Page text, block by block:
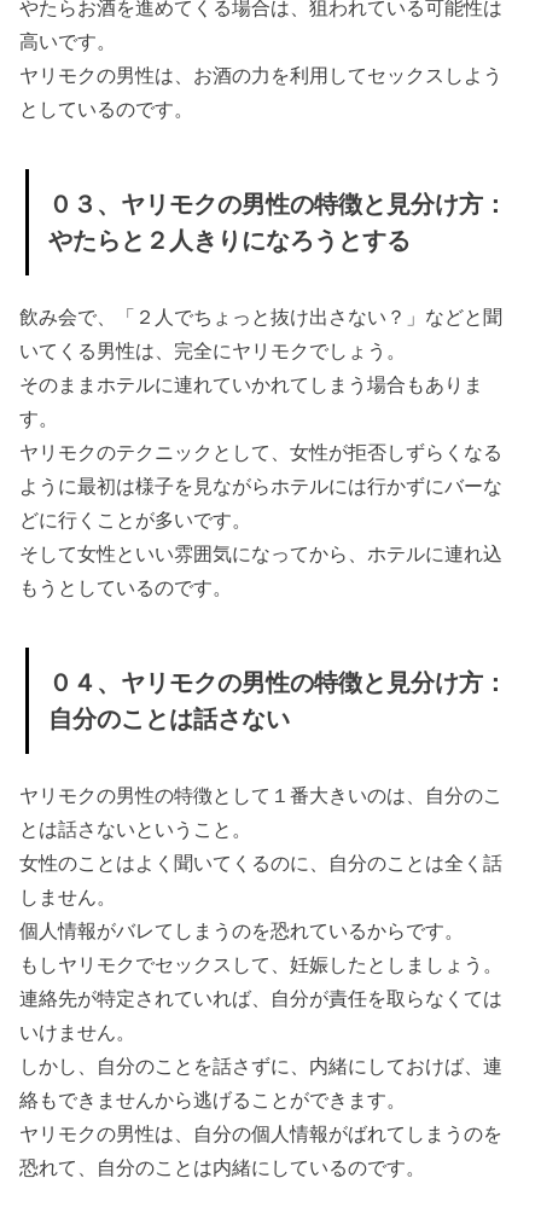
› ◎ヤリモクに
狙われた時の
対処法
クに狙
われた
処法：
はっき
り断る
ヤリモ
クに狙
われた
時の対
処法：
しない
» ０３、
クに狙
われた
時の対
冗談で
「私と
ヤリた
い
の？」
と聞く
› ◎最後に
やたらお酒を進めてくる場合は、狙われている可能性は
高いです。
ヤリモクの男性は、お酒の力を利用してセックスしよう
としているのです。
０３、ヤリモクの男性の特徴と見分け方：
やたらと２人きりになろうとする
飲み会で、「２人でちょっと抜け出さない？」などと聞
いてくる男性は、完全にヤリモクでしょう。
そのままホテルに連れていかれてしまう場合もありま
す。
ヤリモクのテクニックとして、女性が拒否しずらくなる
ように最初は様子を見ながらホテルには行かずにバーな
どに行くことが多いです。
そして女性といい雰囲気になってから、ホテルに連れ込
もうとしているのです。
０４、ヤリモクの男性の特徴と見分け方：
自分のことは話さない
ヤリモクの男性の特徴として１番大きいのは、自分のこ
とは話さないということ。
女性のことはよく聞いてくるのに、自分のことは全く話
しません。
個人情報がバレてしまうのを恐れているからです。
もしヤリモクでセックスして、妊娠したとしましょう。
連絡先が特定されていれば、自分が責任を取らなくては
いけません。
しかし、自分のことを話さずに、内緒にしておけば、連
絡もできませんから逃げることができます。
ヤリモクの男性は、自分の個人情報がばれてしまうのを
恐れて、自分のことは内緒にしているのです。